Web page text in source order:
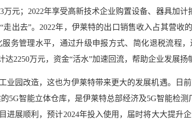
元；2022年享受高新技术企业购置设备、器具加计
出去”。2022年，伊莱特的出口销售收入占其营收
务管理水平，通过升级申报方式、简化退税流程
2250万元，资金“活水”加速回流，帮助企业发展扬
业园改造，这也为伊莱特带来更大的发展机遇。日
5G智能立体仓库，是伊莱特总部经济及5G智能检测
展顺利，预计2024年投入使用，届时将大大提升